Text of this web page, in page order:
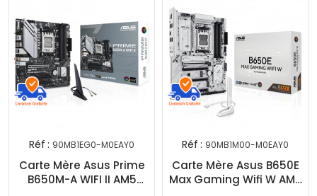
Réf : 90MB1EG0-M0EAY0
Carte Mère Asus Prime
B650M-A WIFI II AM5
Réf : 90MB1M00-M0EAY0
Carte Mère Asus B650E
Max Gaming Wifi W AM5